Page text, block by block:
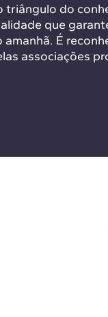
triângulo do
que
É
associações